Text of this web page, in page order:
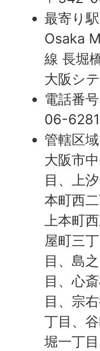
最寄り駅
Osaka
線 長堀
大阪シ
電話番号
06-
管轄区域
大阪市
目、上
本町西
上本町
屋町三
目、島
目、心
目、宗
丁目、
堀一丁